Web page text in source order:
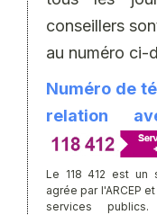
conseillers
au numéro ci-
Numéro de
relation
Le 118 412 est un
agrée par l'ARCEP
services